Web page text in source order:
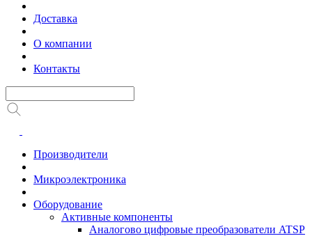
Доставка
О компании
Контакты
Производители
Микроэлектроника
Оборудование
Активные компоненты
Аналогово цифровые преобразователи ATSP